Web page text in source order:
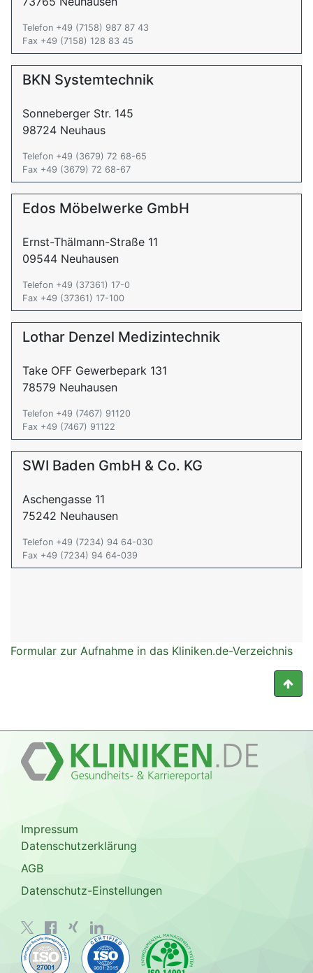
Telefon +49 (7158) 987 87 43
Fax +49 (7158) 128 83 45
BKN Systemtechnik
Sonneberger Str. 145
98724 Neuhaus
Telefon +49 (3679) 72 68-65
Fax +49 (3679) 72 68-67
Edos Möbelwerke GmbH
Ernst-Thälmann-Straße 11
09544 Neuhausen
Telefon +49 (37361) 17-0
Fax +49 (37361) 17-100
Lothar Denzel Medizintechnik
Take OFF Gewerbepark 131
78579 Neuhausen
Telefon +49 (7467) 91120
Fax +49 (7467) 91122
SWI Baden GmbH & Co. KG
Aschengasse 11
75242 Neuhausen
Telefon +49 (7234) 94 64-030
Fax +49 (7234) 94 64-039
Formular zur Aufnahme in das Kliniken.de-Verzeichnis
Impressum
Datenschutzerklärung
AGB
Datenschutz-Einstellungen